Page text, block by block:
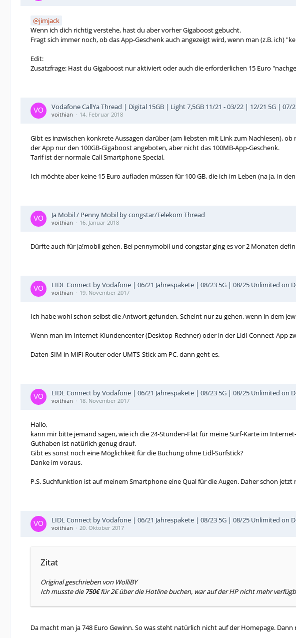
jimjack
Wenn ich dich richtig verstehe, hast du aber vorher Gigaboost gebucht.
Fragt sich immer noch, ob das App-Geschenk auch angezeigt wird, wenn man (z.B. ich)
Edit:
Zusatzfrage: Hast du Gigaboost nur aktiviert oder auch die erforderlichen 15 Euro
Vodafone CallYa Thread | Digital 15GB | Light 7,5GB 11/21 - 03/22 | 12/21 5G |
voithian 14. Februar 2018
Gibt es inzwischen konkrete Aussagen darüber (am liebsten mit Link zum Nachlesen),
der App nur den 100GB-Gigaboost angeboten, aber nicht das 100MB-App-Geschenk.
Tarif ist der normale Call Smartphone Special.
Ich möchte aber keine 15 Euro aufladen müssen für 100 GB, die ich im Leben (na ja, in
Ja Mobil / Penny Mobil by congstar/Telekom Thread
voithian 16. Januar 2018
Dürfte auch für ja!mobil gehen. Bei pennymobil und congstar ging es vor 2 Monaten
LIDL Connect by Vodafone | 06/21 Jahrespakete | 08/23 5G | 08/25 Unlimited on
voithian 19. November 2017
Ich habe wohl schon selbst die Antwort gefunden. Scheint nur zu gehen, wenn in dem
Wenn man im Internet-Kiundencenter (Desktop-Rechner) oder in der Lidl-Connect-App
Daten-SIM in MiFi-Router oder UMTS-Stick am PC, dann geht es.
LIDL Connect by Vodafone | 06/21 Jahrespakete | 08/23 5G | 08/25 Unlimited on
voithian 18. November 2017
Hallo,
kann mir bitte jemand sagen, wie ich die 24-Stunden-Flat für meine Surf-Karte im
Guthaben ist natürlich genug drauf.
Gibt es sonst noch eine Möglichkeit für die Buchung ohne Lidl-Surfstick?
Danke im voraus.
P.S. Suchfunktion ist auf meinem Smartphone eine Qual für die Augen. Daher schon
LIDL Connect by Vodafone | 06/21 Jahrespakete | 08/23 5G | 08/25 Unlimited on
voithian 20. Oktober 2017
Zitat
Original geschrieben von WolliBY
Ich musste die 750€für 2€ über die Hotline buchen, war auf der HP nicht mehr
Da macht man ja 748 Euro Gewinn. So was steht natürlich nicht auf der Homepage.